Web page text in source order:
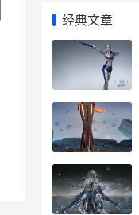
经典文章